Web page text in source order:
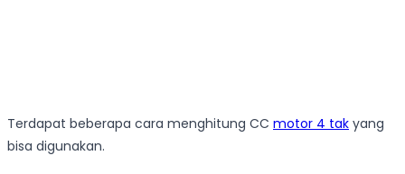
Terdapat beberapa cara menghitung CC motor 4 tak yang
bisa digunakan.